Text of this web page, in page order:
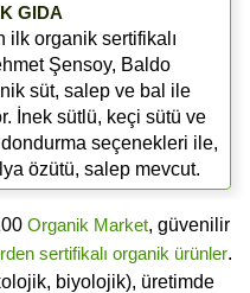
GIDA
ilk organik sertifikalı
Şensoy, Baldo
süt, salep ve bal ile
İnek sütlü, keçi sütü ve
seçenekleri ile,
özütü, salep mevcut.
Organik Market, güvenilir
sertifikalı organik ürünler.
biyolojik), üretimde